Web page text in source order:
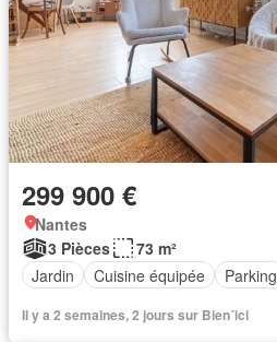
299 900 €
Nantes
3 Pièces
73 m²
Jardin
Cuisine équipée Parking
Il y a 2 semaines, 2 jours sur Bien´ici